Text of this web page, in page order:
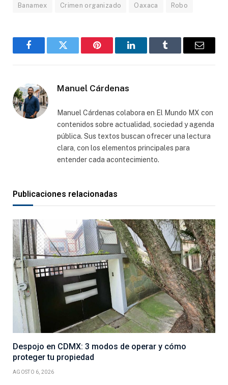
Banamex Crimen organizado Oaxaca Robo
FacebookGorjeo Pinterest LinkedInTumblr
Correo
Manuel Cárdenas
Manuel Cárdenas colabora en El Mundo MX con
contenidos sobre actualidad, sociedad y agenda
pública. Sus textos buscan ofrecer una lectura
clara, con los elementos principales para
entender cada acontecimiento.
Publicaciones relacionadas
Despojo en CDMX: 3 modos de operar y cómo
proteger tu propiedad
AGOSTO 6, 2026